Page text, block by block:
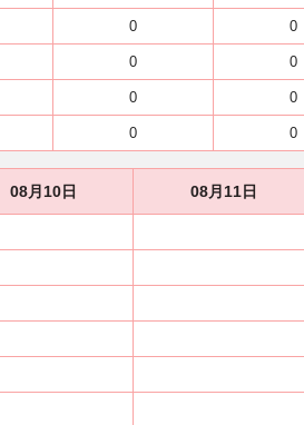
0 0
0 0
0 0
0 0
08月10日 08月11日